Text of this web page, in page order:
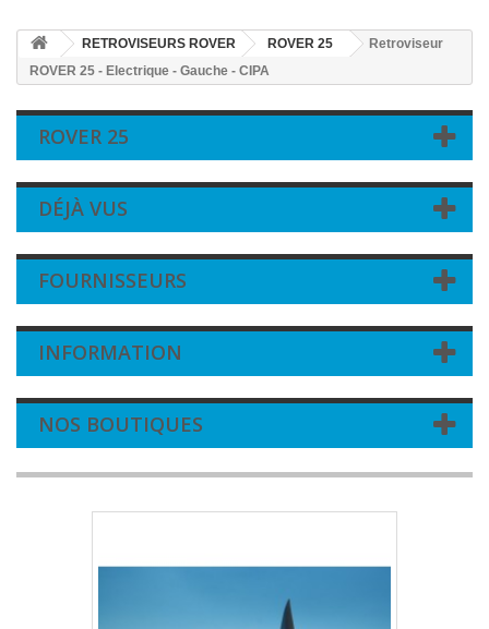
RETROVISEURS ROVER ROVER 25
Retroviseur
ROVER 25 - Electrique - Gauche - CIPA
ROVER 25
DÉJÀ VUS
FOURNISSEURS
INFORMATION
NOS BOUTIQUES